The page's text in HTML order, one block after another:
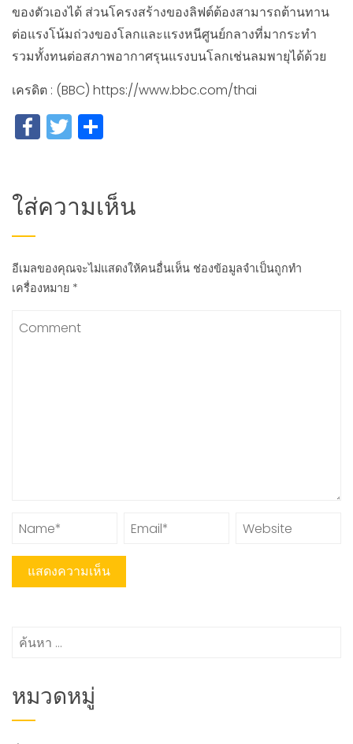
ของตัวเองได้ ส่วนโครงสร้างของลิฟต์ต้องสามารถต้านทาน
ต่อแรงโน้มถ่วงของโลกและแรงหนีศูนย์กลางที่มากระทำ
รวมทั้งทนต่อสภาพอากาศรุนแรงบนโลกเช่นลมพายุได้ด้วย
เครดิต : (BBC) https://www.bbc.com/thai
Facebook
Twitter
ใส่ความเห็น
อีเมลของคุณจะไม่แสดงให้คนอื่นเห็น ช่องข้อมูลจำเป็นถูกทำ
เครื่องหมาย *
ค้นหา
หมวดหมู่